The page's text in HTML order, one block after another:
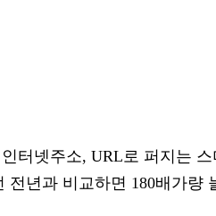
터넷주소, URL로 퍼지는
전년과 비교하면 180배가량